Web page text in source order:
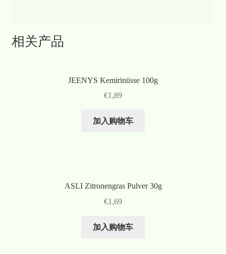
相关产品
JEENYS Kemirinüsse 100g
€1,89
加入购物车
ASLI Zitronengras Pulver 30g
€1,69
加入购物车